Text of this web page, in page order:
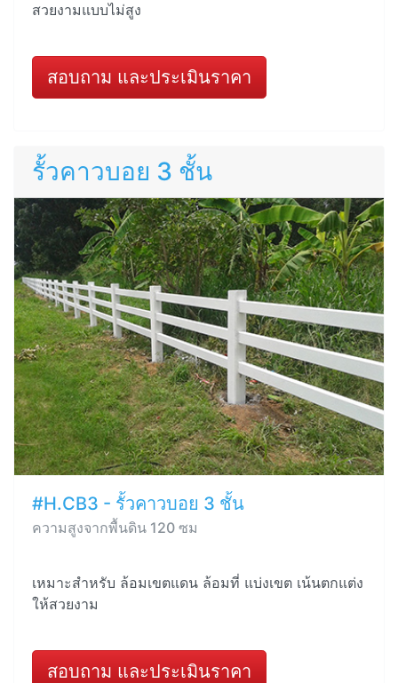
สวยงามแบบไม่สูง
สอบถาม และประเมินราคา
รั้วคาวบอย 3 ชั้น
#H.CB3 - รั้วคาวบอย 3 ชั้น
ความสูงจากพื้นดิน 120 ซม
เหมาะสำหรับ ล้อมเขตแดน ล้อมที่ แบ่งเขต เน้นตกแต่ง
ให้สวยงาม
สอบถาม และประเมินราคา